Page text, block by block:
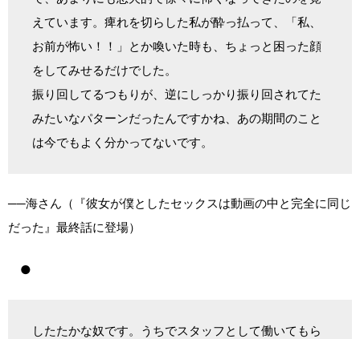
えています。痺れを切らした私が酔っ払って、「私、
お前が怖い！！」とか喚いた時も、ちょっと困った顔
をしてみせるだけでした。
振り回してるつもりが、逆にしっかり振り回されてた
みたいなパターンだったんですかね、あの期間のこと
は今でもよく分かってないです。
──海さん（『彼女が僕としたセックスは動画の中と完全に同じ
だった』最終話に登場）
●
したたかな奴です。うちでスタッフとして働いてもら